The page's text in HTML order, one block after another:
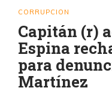
CORRUPCION
Capitán (r)
Espina
para
Martínez